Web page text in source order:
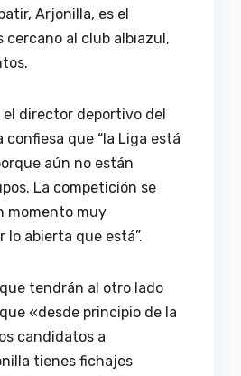
Arjonilla, es el
cercano al club albiazul,
director deportivo del
confiesa que “la Liga está
aún no están
La competición se
momento muy
lo abierta que está”.
tendrán al otro lado
«desde principio de la
candidatos a
tienes fichajes